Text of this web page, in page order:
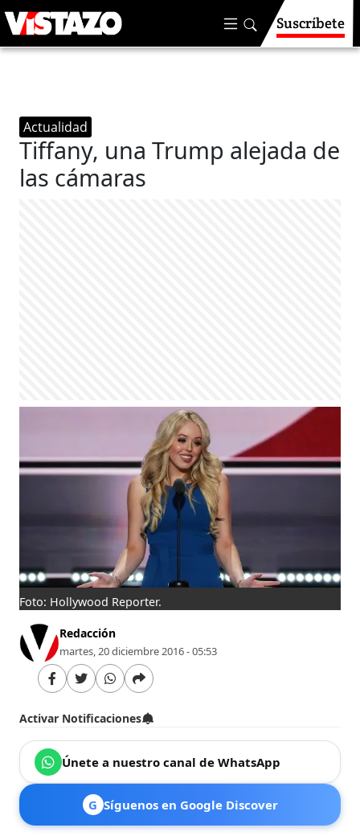
Suscríbete
Actualidad
Tiffany, una Trump alejada de
las cámaras
Foto: Hollywood Reporter.
Redacción
martes, 20 diciembre 2016 - 05:53
Activar Notificaciones
Únete a nuestro canal de WhatsApp
G Síguenos en Google Discover